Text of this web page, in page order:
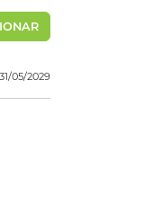
05/2029